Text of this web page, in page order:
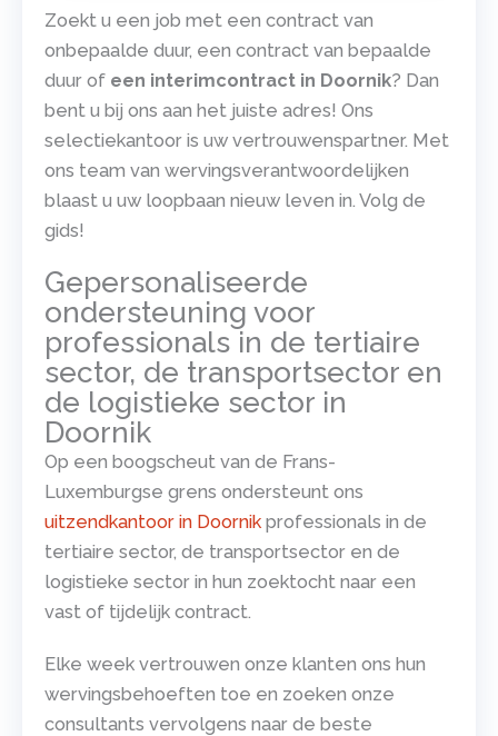
Zoekt u een job met een contract van
onbepaalde duur, een contract van bepaalde
duur of een interimcontract in Doornik? Dan
bent u bij ons aan het juiste adres! Ons
selectiekantoor is uw vertrouwenspartner. Met
ons team van wervingsverantwoordelijken
blaast u uw loopbaan nieuw leven in. Volg de
gids!
Gepersonaliseerde
ondersteuning voor
professionals in de tertiaire
sector, de transportsector en
de logistieke sector in
Doornik
Op een boogscheut van de Frans-
Luxemburgse grens ondersteunt ons
uitzendkantoor in Doornik professionals in de
tertiaire sector, de transportsector en de
logistieke sector in hun zoektocht naar een
vast of tijdelijk contract.
Elke week vertrouwen onze klanten ons hun
wervingsbehoeften toe en zoeken onze
consultants vervolgens naar de beste